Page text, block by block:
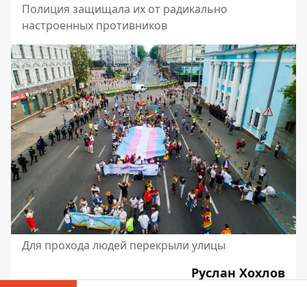
Полиция защищала их от радикально
настроенных противников
Для прохода людей перекрыли улицы
Руслан Хохлов